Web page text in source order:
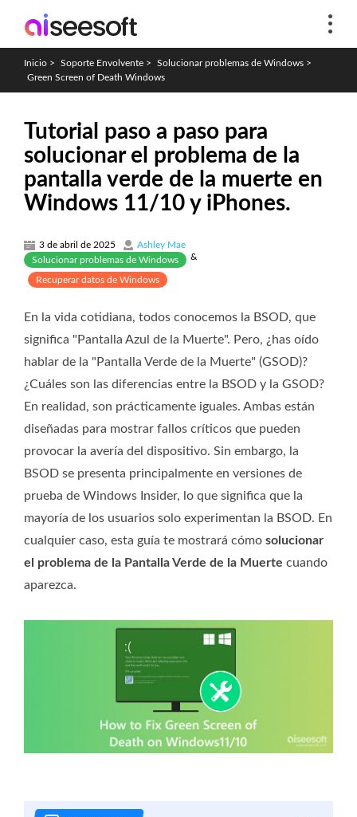
Inicio > Soporte Envolvente > Solucionar problemas de Windows >
Green Screen of Death Windows
Tutorial paso a paso para
solucionar el problema de la
pantalla verde de la muerte en
Windows 11/10 y iPhones.
3 de abril de 2025
Ashley Mae
Solucionar problemas de Windows
&
Recuperar datos de Windows
En la vida cotidiana, todos conocemos la BSOD, que
significa "Pantalla Azul de la Muerte". Pero, ¿has oído
hablar de la "Pantalla Verde de la Muerte" (GSOD)?
¿Cuáles son las diferencias entre la BSOD y la GSOD?
En realidad, son prácticamente iguales. Ambas están
diseñadas para mostrar fallos críticos que pueden
provocar la avería del dispositivo. Sin embargo, la
BSOD se presenta principalmente en versiones de
prueba de Windows Insider, lo que significa que la
mayoría de los usuarios solo experimentan la BSOD. En
cualquier caso, esta guía te mostrará cómo solucionar
el problema de la Pantalla Verde de la Muerte cuando
aparezca.